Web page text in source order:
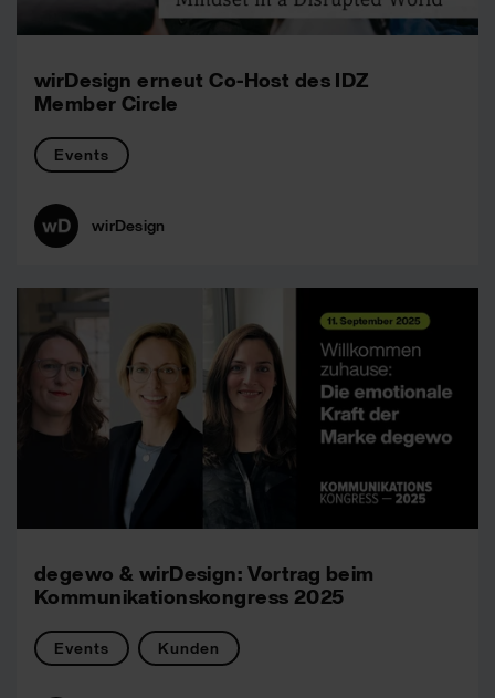
wirDesign erneut Co-Host des IDZ
Member Circle
Events
wirDesign
degewo & wirDesign: Vortrag beim
Kommunikationskongress 2025
Events Kunden